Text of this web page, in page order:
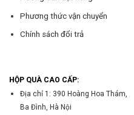
Phương thức vận chuyển
Chính sách đổi trả
HỘP QUÀ CAO CẤP:
Địa chỉ 1: 390 Hoàng Hoa Thám,
Ba Đình, Hà Nội